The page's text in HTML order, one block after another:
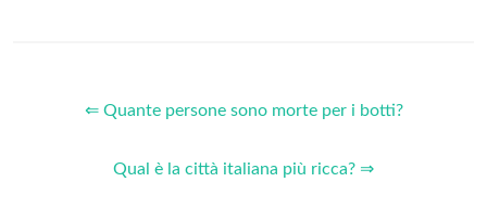
⇐ Quante persone sono morte per i botti?
Qual è la città italiana più ricca? ⇒